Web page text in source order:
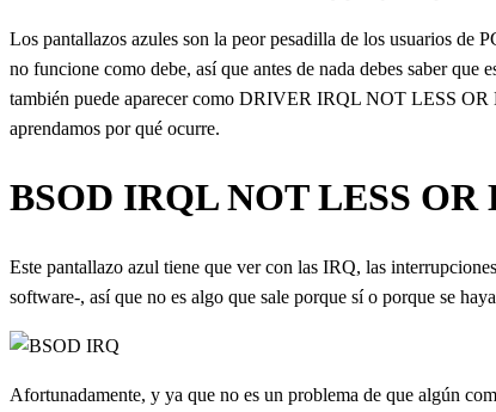
Los pantallazos azules son la peor pesadilla de los usuarios de
no funcione como debe, así que antes de nada debes saber
también puede aparecer como DRIVER IRQL NOT LESS OR
aprendamos por qué ocurre.
BSOD IRQL NOT LESS OR
Este pantallazo azul tiene que ver con las IRQ, las
software-, así que no es algo que sale porque sí o porque se
Afortunadamente, y ya que no es un problema de que algún